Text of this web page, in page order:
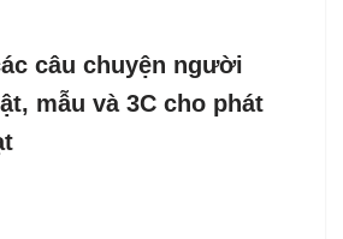
câu chuyện người
mẫu và 3C cho phát